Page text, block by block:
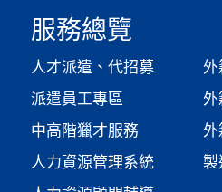
服務總覽
人才派遣、代招募
派遣員工專區
中高階獵才服務
人力資源管理系統
外
外
外
製